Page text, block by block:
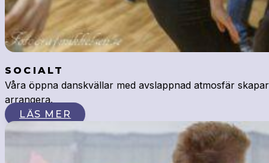
SOCIALT
Våra öppna danskvällar med avslappnad atmosfär
arrangera.
LÄS MER